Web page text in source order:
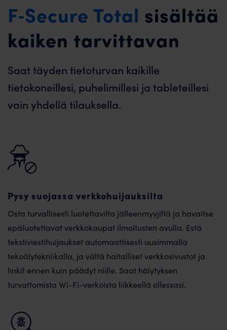
F‑Secure Total sisältää
kaiken tarvittavan
Saat täyden tietoturvan kaikille
tietokoneillesi, puhelimillesi ja tableteillesi
vain yhdellä tilauksella.
Pysy suojassa verkkohuijauksilta
Osta turvallisesti luotettavilta jälleenmyyjiltä ja havaitse
epäluotettavat verkkokaupat ilmoitusten avulla. Estä
tekstiviestihuijaukset automaattisesti uusimmalla
tekoälytekniikalla, ja vältä haitalliset verkkosivustot ja
linkit ennen kuin päädyt niille. Saat hälytyksen
turvattomista Wi-Fi-verkoista liikkeellä ollessasi.